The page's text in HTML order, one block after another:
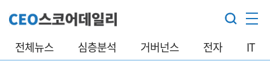
전체뉴스 심층분석 거버넌스 전자 IT